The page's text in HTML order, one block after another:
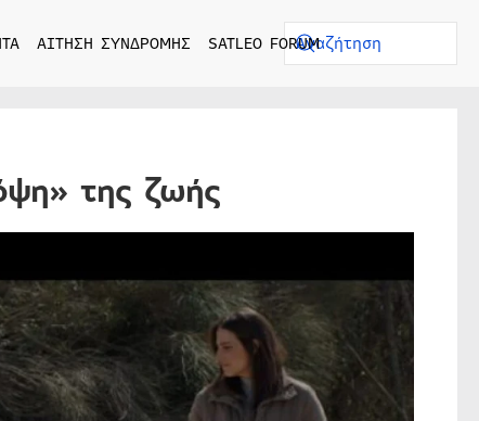
ΑΙΤΗΣΗ ΣΥΝΔΡΟΜΗΣ SATLEO FORUM
της ζωής